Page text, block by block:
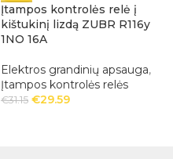
Įtampos kontrolės relė į
kištukinį lizdą ZUBR R116y
1NO 16A
Elektros grandinių apsauga,
Įtampos kontrolės relės
€31.15 €29.59